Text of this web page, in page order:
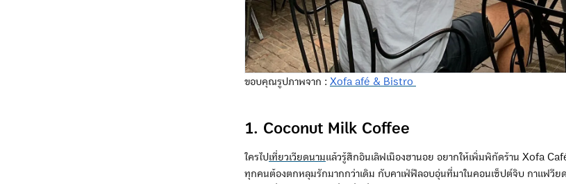
ขอบคุณรูปภาพจาก : Xofa afé & Bistro
1. Coconut Milk Coffee
ใครไปเที่ยวเวียดนามแล้วรู้สึกอินเลิฟเมืองฮานอย อยากให้เพิ่มพิกัดร้าน Xofa
ทุกคนต้องตกหลุมรักมากกว่าเดิม กับคาเฟ่ฟีลอบอุ่นที่มาในคอนเซ็ปต์จิบ กาแฟวีย